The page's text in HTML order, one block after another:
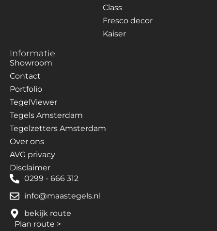
Class
Fresco decor
Kaiser
Informatie
Showroom
Contact
Portfolio
TegelViewer
Tegels Amsterdam
Tegelzetters Amsterdam
Over ons
AVG privacy
Disclaimer
0299 - 666 312
info@maastegels.nl
bekijk route
Plan route >